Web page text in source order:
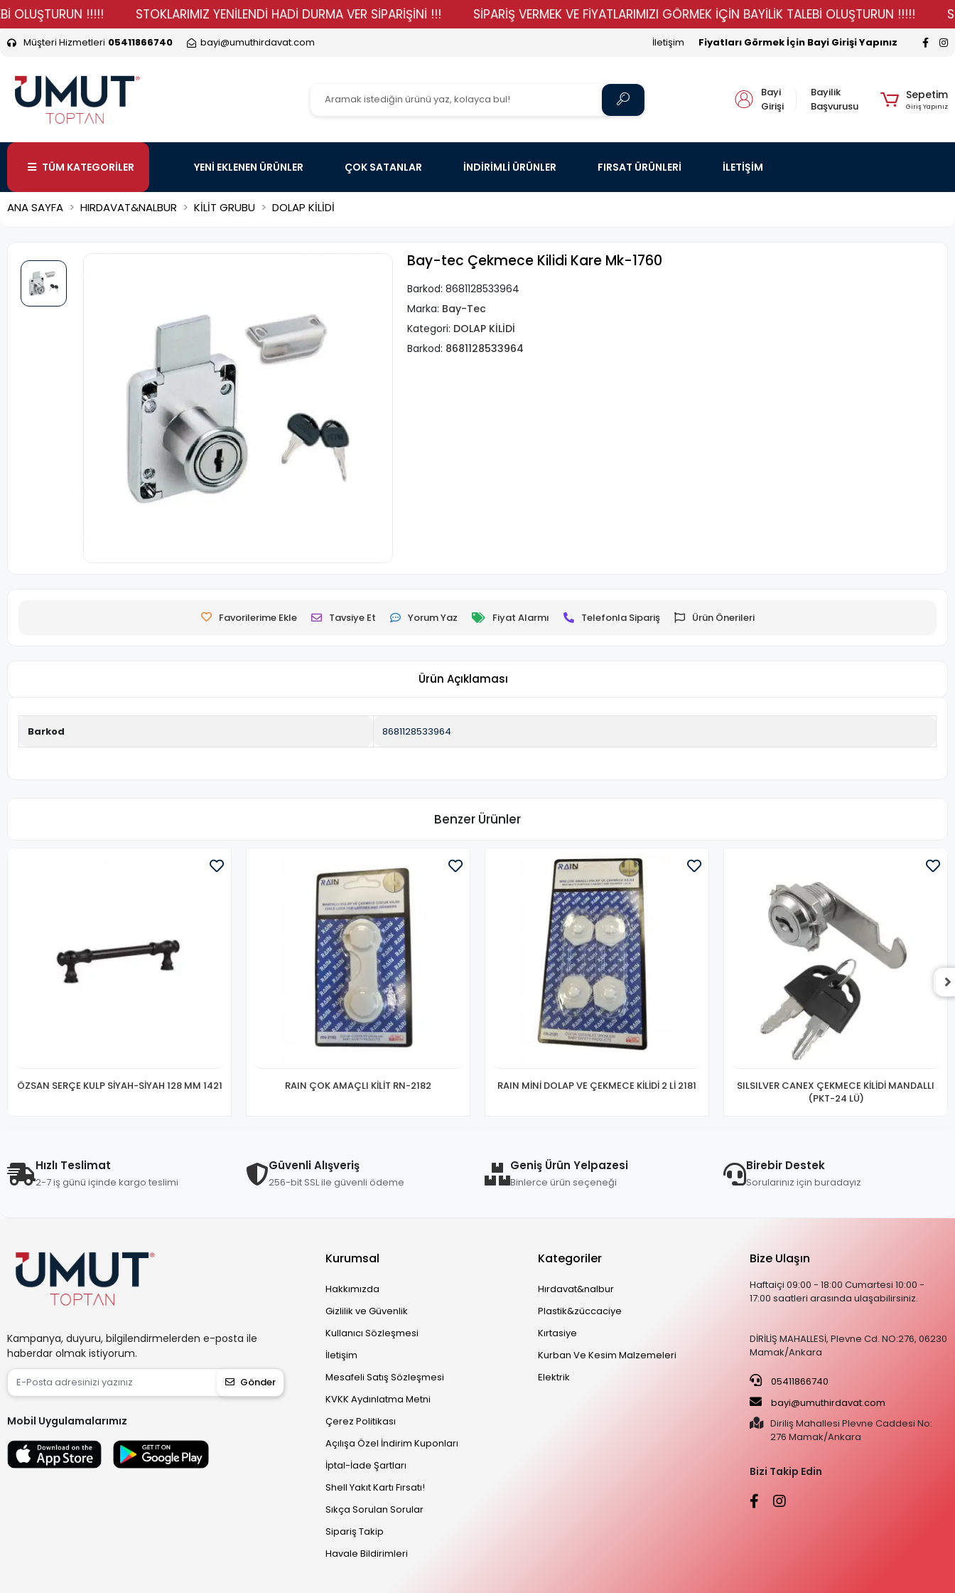
!!!!! STOKLARIMIZ YENİLENDİ HADİ DURMA VER SİPARİŞİNİ !!! SİPARİŞ VERMEK VE FİYATLARIMIZI GÖRMEK İÇİN BAYİLİK TALEBİ OLUŞTURUN !!!!!
Müşteri Hizmetleri 05411866740 bayi@umuthirdavat.com Fiyatları Görmek İçin Bayi Girişi Yapınız
İletişim
Bayi
Girişi
Bayilik
Başvurusu
Sepetim
Giriş Yapınız
TÜM KATEGORİLER YENİ EKLENEN ÜRÜNLER ÇOK SATANLAR İNDİRİMLİ ÜRÜNLER FIRSAT ÜRÜNLERİ İLETİŞİM
ANA SAYFA HIRDAVAT&NALBUR KİLİT GRUBU DOLAP KİLİDİ
Bay-tec Çekmece Kilidi Kare Mk-1760
Barkod: 8681128533964
Marka: Bay-Tec
Kategori: DOLAP KİLİDİ
Barkod: 8681128533964
Favorilerime Ekle Tavsiye Et Yorum Yaz Fiyat Alarmı Telefonla Sipariş Ürün Önerileri
Ürün Açıklaması
Barkod 8681128533964
Benzer Ürünler
ÖZSAN SERÇE KULP SİYAH-SİYAH 128 MM 1421 RAIN ÇOK AMAÇLI KİLİT RN-2182 RAIN MİNİ DOLAP VE ÇEKMECE KİLİDİ 2 Lİ 2181
SILSILVER CANEX ÇEKMECE KİLİDİ MANDALLI
(PKT-24 LÜ)
Hızlı Teslimat
2-7 iş günü içinde kargo teslimi
Güvenli Alışveriş
256-bit SSL ile güvenli ödeme
Geniş Ürün Yelpazesi
Binlerce ürün seçeneği
Birebir Destek
Sorularınız için buradayız
Kampanya, duyuru, bilgilendirmelerden e-posta ile
haberdar olmak istiyorum.
Gönder
Mobil Uygulamalarımız
Kurumsal
Hakkımızda
Gizlilik ve Güvenlik
Kullanıcı Sözleşmesi
İletişim
Mesafeli Satış Sözleşmesi
KVKK Aydınlatma Metni
Çerez Politikası
Açılışa Özel İndirim Kuponları
İptal-İade Şartları
Shell Yakıt Kartı Fırsatı!
Sıkça Sorulan Sorular
Sipariş Takip
Havale Bildirimleri
Kategoriler
Hırdavat&nalbur
Plastik&züccaciye
Kırtasiye
Kurban Ve Kesim Malzemeleri
Elektrik
Bize Ulaşın
Haftaiçi 09:00 - 18:00 Cumartesi 10:00 -
17:00 saatleri arasında ulaşabilirsiniz.
DİRİLİŞ MAHALLESİ, Plevne Cd. NO:276, 06230
Mamak/Ankara
05411866740
bayi@umuthirdavat.com
Diriliş Mahallesi Plevne Caddesi No:
276 Mamak/Ankara
Bizi Takip Edin